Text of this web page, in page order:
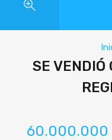
SE VENDIÓ
60.000.000